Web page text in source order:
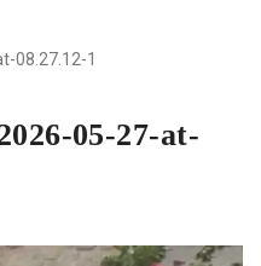
08.27.12-1
05-27-at-